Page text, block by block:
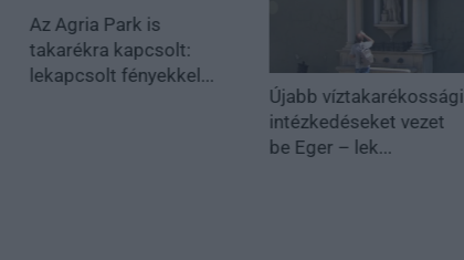
Az Agria Park is
takarékra kapcsolt:
lekapcsolt fényekkel...
Újabb víztakarékossági
intézkedéseket vezet
be Eger – lek...